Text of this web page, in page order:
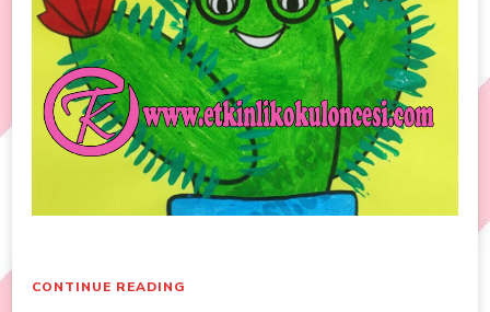
CONTINUE READING